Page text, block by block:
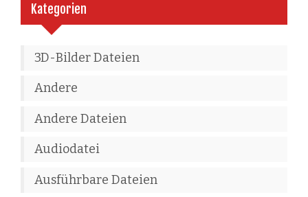
Kategorien
3D-Bilder Dateien
Andere
Andere Dateien
Audiodatei
Ausführbare Dateien